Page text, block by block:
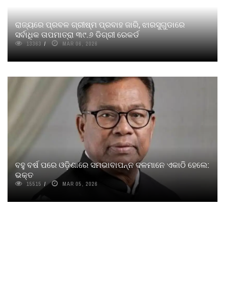
ରାଜ୍ୟରେ ପ୍ରବଳ ଗ୍ରୀଷ୍ମ ପ୍ରବାହ ଜାରି, ଝାରସୁଗୁଡାରେ
ସର୍ବାଧିକ ତାପମାତ୍ରା ୩୯.୬ ଡିଗ୍ରୀ ରେକର୍ଡ
13363 MAR 06, 2026
ବହୁ ବର୍ଷ ପରେ ଓଡ଼ିଶାରେ ସମଭାବାପନ୍ନ ଦଳମାନେ ଏକାଠି ହେଲେ:
ଭକ୍ତ
15515 MAR 05, 2026